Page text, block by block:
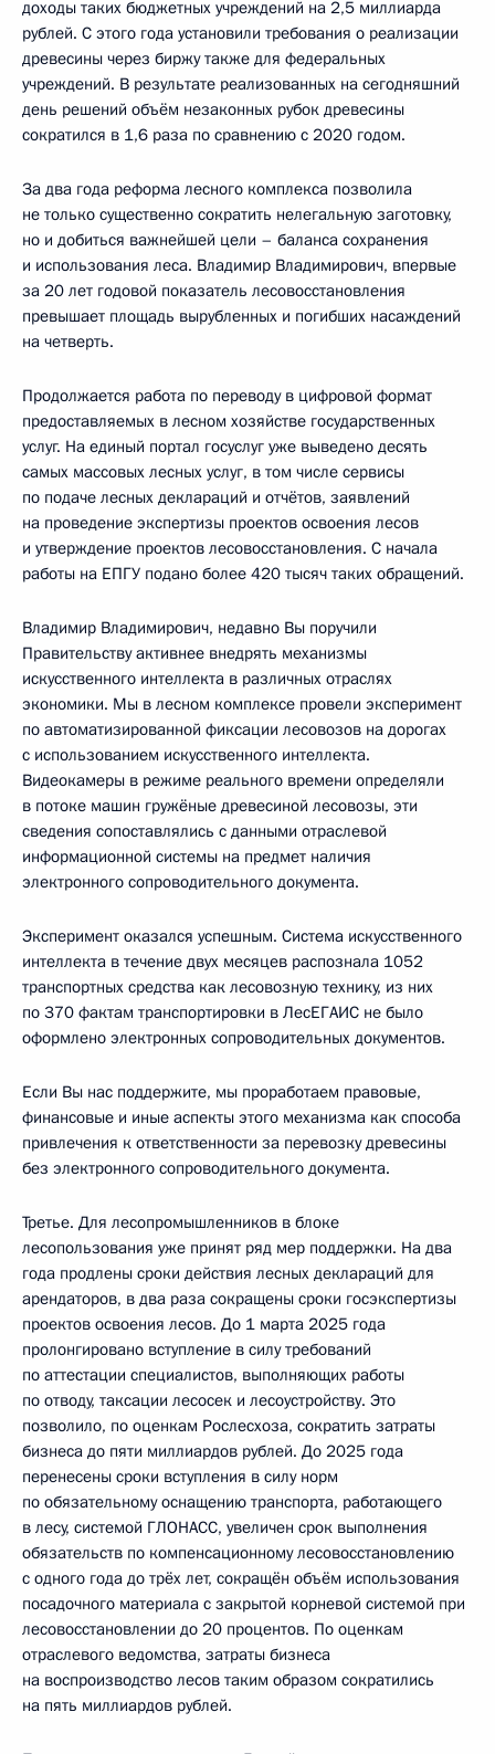
доходы таких бюджетных учреждений на 2,5 миллиарда
рублей. С этого года установили требования о реализации
древесины через биржу также для федеральных
учреждений. В результате реализованных на сегодняшний
день решений объём незаконных рубок древесины
сократился в 1,6 раза по сравнению с 2020 годом.
За два года реформа лесного комплекса позволила
не только существенно сократить нелегальную заготовку,
но и добиться важнейшей цели – баланса сохранения
и использования леса. Владимир Владимирович, впервые
за 20 лет годовой показатель лесовосстановления
превышает площадь вырубленных и погибших насаждений
на четверть.
Продолжается работа по переводу в цифровой формат
предоставляемых в лесном хозяйстве государственных
услуг. На единый портал госуслуг уже выведено десять
самых массовых лесных услуг, в том числе сервисы
по подаче лесных деклараций и отчётов, заявлений
на проведение экспертизы проектов освоения лесов
и утверждение проектов лесовосстановления. С начала
работы на ЕПГУ подано более 420 тысяч таких обращений.
Владимир Владимирович, недавно Вы поручили
Правительству активнее внедрять механизмы
искусственного интеллекта в различных отраслях
экономики. Мы в лесном комплексе провели эксперимент
по автоматизированной фиксации лесовозов на дорогах
с использованием искусственного интеллекта.
Видеокамеры в режиме реального времени определяли
в потоке машин гружёные древесиной лесовозы, эти
сведения сопоставлялись с данными отраслевой
информационной системы на предмет наличия
электронного сопроводительного документа.
Эксперимент оказался успешным. Система искусственного
интеллекта в течение двух месяцев распознала 1052
транспортных средства как лесовозную технику, из них
по 370 фактам транспортировки в ЛесЕГАИС не было
оформлено электронных сопроводительных документов.
Если Вы нас поддержите, мы проработаем правовые,
финансовые и иные аспекты этого механизма как способа
привлечения к ответственности за перевозку древесины
без электронного сопроводительного документа.
Третье. Для лесопромышленников в блоке
лесопользования уже принят ряд мер поддержки. На два
года продлены сроки действия лесных деклараций для
арендаторов, в два раза сокращены сроки госэкспертизы
проектов освоения лесов. До 1 марта 2025 года
пролонгировано вступление в силу требований
по аттестации специалистов, выполняющих работы
по отводу, таксации лесосек и лесоустройству. Это
позволило, по оценкам Рослесхоза, сократить затраты
бизнеса до пяти миллиардов рублей. До 2025 года
перенесены сроки вступления в силу норм
по обязательному оснащению транспорта, работающего
в лесу, системой ГЛОНАСС, увеличен срок выполнения
обязательств по компенсационному лесовосстановлению
с одного года до трёх лет, сокращён объём использования
посадочного материала с закрытой корневой системой при
лесовосстановлении до 20 процентов. По оценкам
отраслевого ведомства, затраты бизнеса
на воспроизводство лесов таким образом сократились
на пять миллиардов рублей.